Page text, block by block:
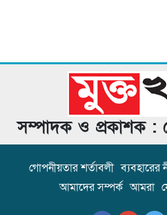
সম্পাদক ও প্রকাশক
গোপনীয়তার শর্তাবলী ব্যবহারের
আমাদের সম্পর্ক আমরা